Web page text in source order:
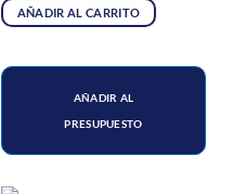
AÑADIR AL CARRITO
AÑADIR AL
PRESUPUESTO